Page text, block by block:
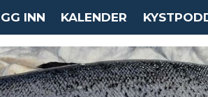
INN KALENDER